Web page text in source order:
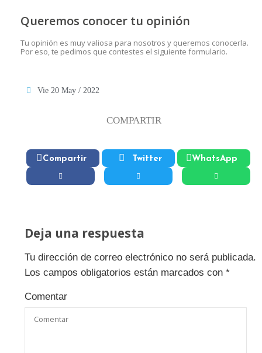
Queremos conocer tu opinión
Tu opinión es muy valiosa para nosotros y queremos conocerla.
Por eso, te pedimos que contestes el siguiente formulario.
Vie 20 May / 2022
COMPARTIR
Compartir Twitter WhatsApp
Deja una respuesta
Tu dirección de correo electrónico no será publicada.
Los campos obligatorios están marcados con *
Comentar